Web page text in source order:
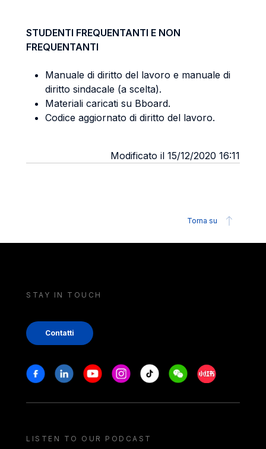
STUDENTI FREQUENTANTI E NON
FREQUENTANTI
Manuale di diritto del lavoro e manuale di
diritto sindacale (a scelta).
Materiali caricati su Bboard.
Codice aggiornato di diritto del lavoro.
Modificato il 15/12/2020 16:11
Torna su
STAY IN TOUCH
Contatti
Stay in touch
FacebookLinkedinYoutubeInstagram
Tiktok WeechatXiaohongshu/
LISTEN TO OUR PODCAST